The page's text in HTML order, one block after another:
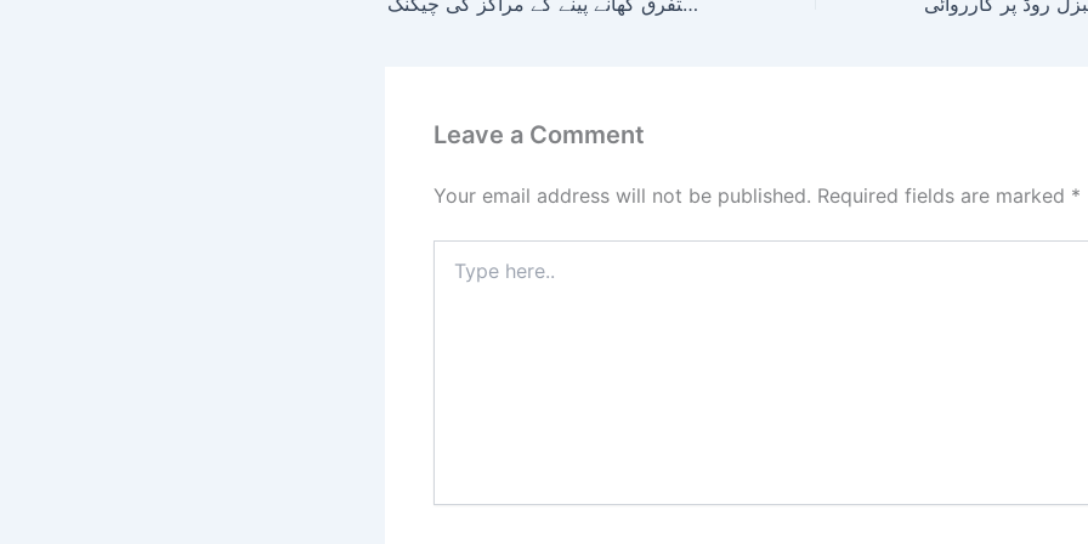
Leave a Comment
Your email address will not be published. Required fields are marked *
here..